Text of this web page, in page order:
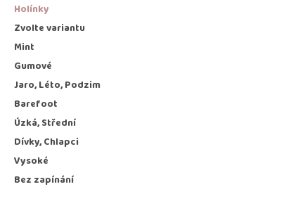
Holínky
Zvolte variantu
Mint
Gumové
Jaro, Léto, Podzim
Barefoot
Úzká, Střední
Dívky, Chlapci
Vysoké
Bez zapínání